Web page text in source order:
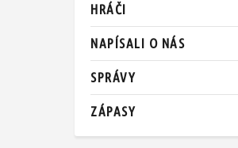
HRÁČI
NAPÍSALI O NÁS
SPRÁVY
ZÁPASY